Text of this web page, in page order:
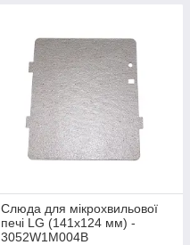
Слюда для мікрохвильової
печі LG (141x124 мм) -
3052W1M004B